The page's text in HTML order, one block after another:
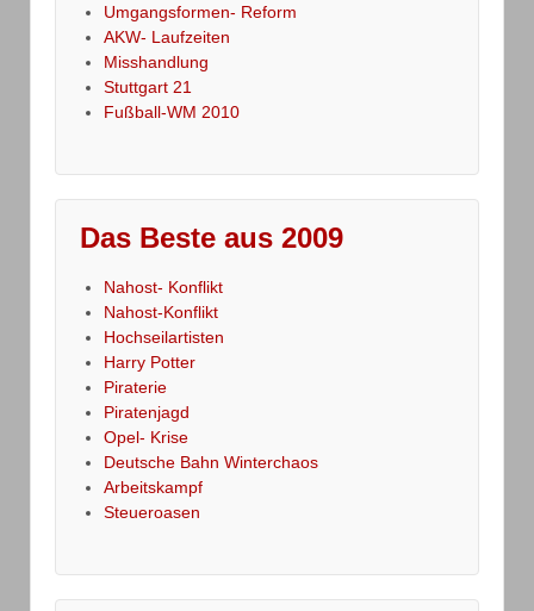
Umgangsformen- Reform
AKW- Laufzeiten
Misshandlung
Stuttgart 21
Fußball-WM 2010
Das Beste aus 2009
Nahost- Konflikt
Nahost-Konflikt
Hochseilartisten
Harry Potter
Piraterie
Piratenjagd
Opel- Krise
Deutsche Bahn Winterchaos
Arbeitskampf
Steueroasen